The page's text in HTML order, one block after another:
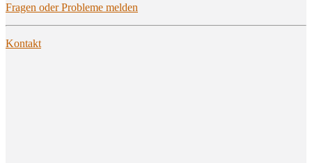
Fra­gen oder Pro­ble­me melden
Kon­takt